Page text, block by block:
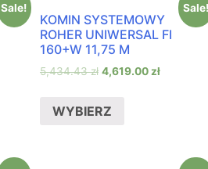
Sale!
KOMIN SYSTEMOWY
ROHER UNIWERSAL FI
160+W 11,75 M
5,434.43zł 4,619.00 zł
WYBIERZ